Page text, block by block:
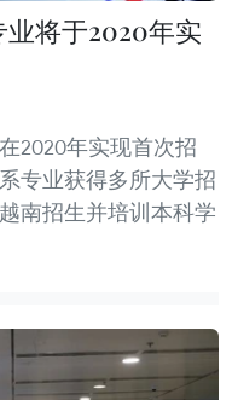
将于2020年实
2020年实现首次招
专业获得多所大学招
南招生并培训本科学